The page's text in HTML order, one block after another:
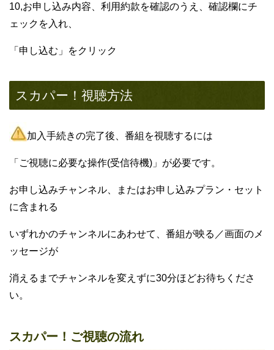
10,お申し込み内容、利用約款を確認のうえ、確認欄にチ
ェックを入れ、
「申し込む」をクリック
スカパー！視聴方法
加入手続きの完了後、番組を視聴するには
「ご視聴に必要な操作(受信待機)」が必要です。
お申し込みチャンネル、またはお申し込みプラン・セット
に含まれる
いずれかのチャンネルにあわせて、番組が映る／画面のメ
ッセージが
消えるまでチャンネルを変えずに30分ほどお待ちくださ
い。
スカパー！ご視聴の流れ